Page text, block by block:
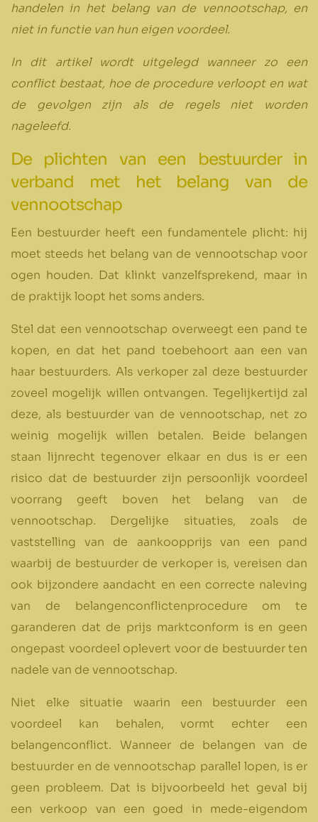
handelen in het belang van de vennootschap, en
niet in functie van hun eigen voordeel.
In dit artikel wordt uitgelegd wanneer zo een
conflict bestaat, hoe de procedure verloopt en wat
de gevolgen zijn als de regels niet worden
nageleefd.
De plichten van een bestuurder in
verband met het belang van de
vennootschap
Een bestuurder heeft een fundamentele plicht: hij
moet steeds het belang van de vennootschap voor
ogen houden. Dat klinkt vanzelfsprekend, maar in
de praktijk loopt het soms anders.
Stel dat een vennootschap overweegt een pand te
kopen, en dat het pand toebehoort aan een van
haar bestuurders. Als verkoper zal deze bestuurder
zoveel mogelijk willen ontvangen. Tegelijkertijd zal
deze, als bestuurder van de vennootschap, net zo
weinig mogelijk willen betalen. Beide belangen
staan lijnrecht tegenover elkaar en dus is er een
risico dat de bestuurder zijn persoonlijk voordeel
voorrang geeft boven het belang van de
vennootschap. Dergelijke situaties, zoals de
vaststelling van de aankoopprijs van een pand
waarbij de bestuurder de verkoper is, vereisen dan
ook bijzondere aandacht en een correcte naleving
van de belangenconflictenprocedure om te
garanderen dat de prijs marktconform is en geen
ongepast voordeel oplevert voor de bestuurder ten
nadele van de vennootschap.
Niet elke situatie waarin een bestuurder een
voordeel kan behalen, vormt echter een
belangenconflict. Wanneer de belangen van de
bestuurder en de vennootschap parallel lopen, is er
geen probleem. Dat is bijvoorbeeld het geval bij
een verkoop van een goed in mede-eigendom